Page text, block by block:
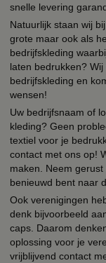
snelle levering
Natuurlijk staan wij
grote maar ook als
bedrijfskleding
laten bedrukken?
bedrijfskleding en
wensen!
Uw bedrijfsnaam of
kleding? Geen
textiel voor je
contact met ons op!
maken. Neem
benieuwd bent naar
Ook verenigingen
denk bijvoorbeeld
caps. Daarom
oplossing voor je
vrijblijvend contact